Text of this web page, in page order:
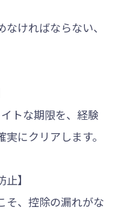
ければならない、
トな期限を、経験
にクリアします。
】
そ、控除の漏れがな